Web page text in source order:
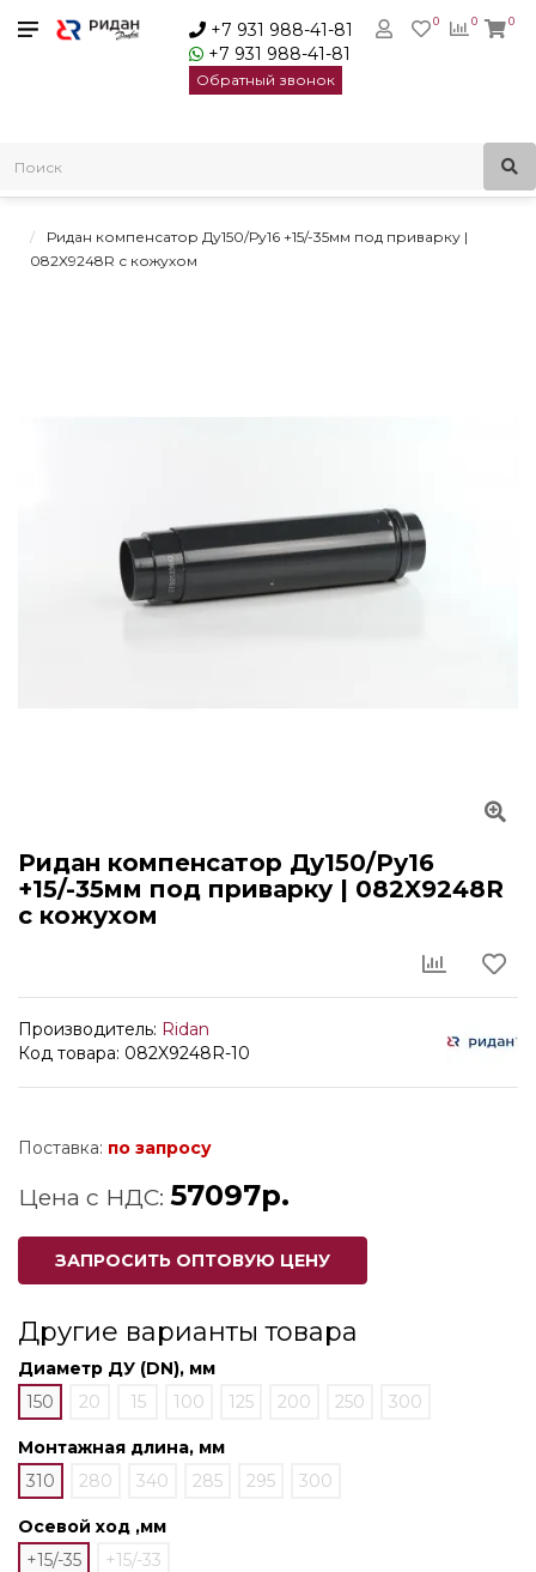
+7 931 988-41-81
+7 931 988-41-81
Обратный звонок
0
0 0
Трубопроводная арматура
Осевые сильфонные компенсаторы Ридан под приварку
Ридан компенсатор Ду150/Ру16 +15/-35мм под приварку |
082X9248R с кожухом
Ридан компенсатор Ду150/Ру16
+15/-35мм под приварку | 082X9248R
с кожухом
Производитель: Ridan
Код товара: 082X9248R-10
Поставка: по запросу
Цена с НДС: 57097р.
ЗАПРОСИТЬ ОПТОВУЮ ЦЕНУ
Другие варианты товара
Диаметр ДУ (DN), мм
150
20 15 100 125 200 250 300
Монтажная длина, мм
310
280 340 285 295 300
Осевой ход ,мм
+15/-35
+15/-33